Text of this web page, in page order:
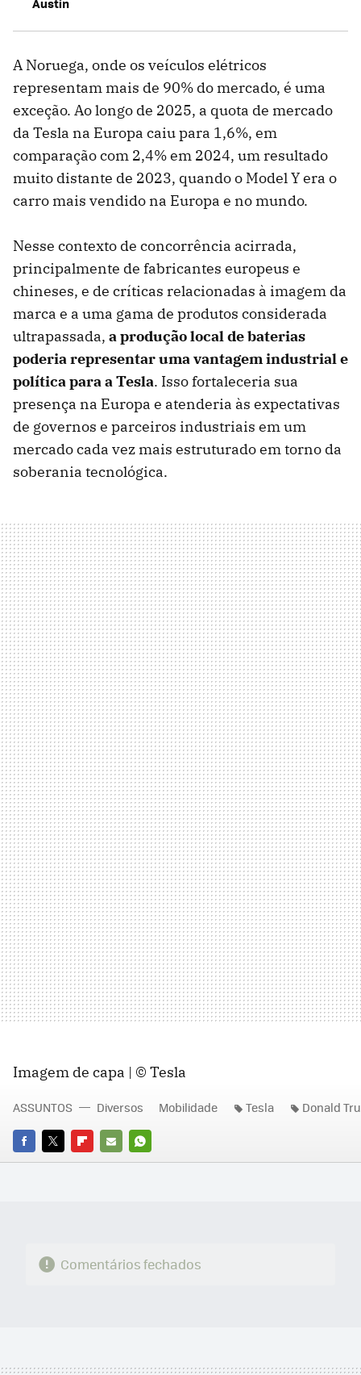
A Noruega, onde os veículos elétricos
representam mais de 90% do mercado, é uma
exceção. Ao longo de 2025, a quota de mercado
da Tesla na Europa caiu para 1,6%, em
comparação com 2,4% em 2024, um resultado
muito distante de 2023, quando o Model Y era o
carro mais vendido na Europa e no mundo.
Nesse contexto de concorrência acirrada,
principalmente de fabricantes europeus e
chineses, e de críticas relacionadas à imagem da
marca e a uma gama de produtos considerada
ultrapassada, a produção local de baterias
poderia representar uma vantagem industrial e
política para a Tesla. Isso fortaleceria sua
presença na Europa e atenderia às expectativas
de governos e parceiros industriais em um
mercado cada vez mais estruturado em torno da
soberania tecnológica.
Imagem de capa | © Tesla
FACEBOOK
TWITTERFLIPBOARD
E-
WHATSAPP
ASSUNTOS Diversos Mobilidade Tesla Donald
Comentários fechados